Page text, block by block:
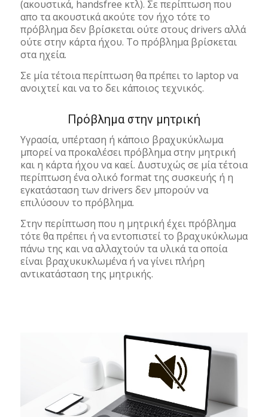
(ακουστικά, handsfree κτλ). Σε περίπτωση που
απο τα ακουστικά ακούτε τον ήχο τότε το
πρόβλημα δεν βρίσκεται ούτε στους drivers αλλά
ούτε στην κάρτα ήχου. Το πρόβλημα βρίσκεται
στα ηχεία.
Σε μία τέτοια περίπτωση θα πρέπει το laptop να
ανοιχτεί και να το δει κάποιος τεχνικός.
Πρόβλημα στην μητρική
Υγρασία, υπέρταση ή κάποιο βραχυκύκλωμα
μπορεί να προκαλέσει πρόβλημα στην μητρική
και η κάρτα ήχου να καεί. Δυστυχώς σε μία τέτοια
περίπτωση ένα ολικό format της συσκευής ή η
εγκατάσταση των drivers δεν μπορούν να
επιλύσουν το πρόβλημα.
Στην περίπτωση που η μητρική έχει πρόβλημα
τότε θα πρέπει ή να εντοπιστεί το βραχυκύκλωμα
πάνω της και να αλλαχτούν τα υλικά τα οποία
είναι βραχυκυκλωμένα ή να γίνει πλήρη
αντικατάσταση της μητρικής.